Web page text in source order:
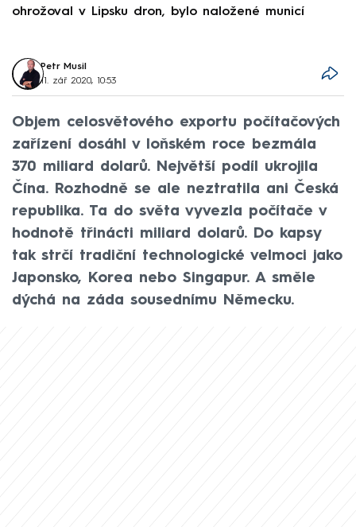
ohrožoval v Lipsku dron, bylo naložené municí
Petr Musil
11. zář 2020, 10:53
Objem celosvětového exportu počítačových
zařízení dosáhl v loňském roce bezmála
370 miliard dolarů. Největší podíl ukrojila
Čína. Rozhodně se ale neztratila ani Česká
republika. Ta do světa vyvezla počítače v
hodnotě třinácti miliard dolarů. Do kapsy
tak strčí tradiční technologické velmoci jako
Japonsko, Korea nebo Singapur. A směle
dýchá na záda sousednímu Německu.